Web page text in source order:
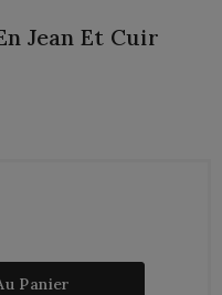
Jean Et Cuir
Panier